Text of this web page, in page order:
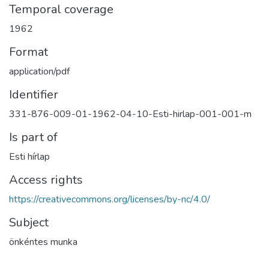
Temporal coverage
1962
Format
application/pdf
Identifier
331-876-009-01-1962-04-10-Esti-hirlap-001-001-m
Is part of
Esti hírlap
Access rights
https://creativecommons.org/licenses/by-nc/4.0/
Subject
önkéntes munka